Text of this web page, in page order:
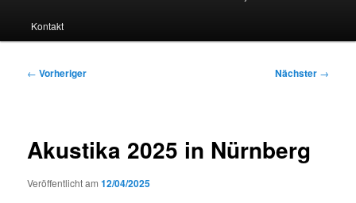
Kontakt
Beitragsnavigation
← Vorheriger Nächster →
Akustika 2025 in Nürnberg
Veröffentlicht am12/04/2025